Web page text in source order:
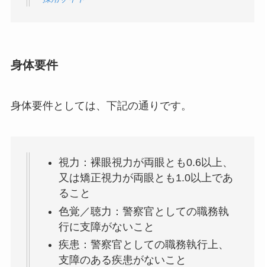
身体要件
身体要件としては、下記の通りです。
視力：裸眼視力が両眼とも0.6以上、
又は矯正視力が両眼とも1.0以上であ
ること
色覚／聴力：警察官としての職務執
行に支障がないこと
疾患：警察官としての職務執行上、
支障のある疾患がないこと